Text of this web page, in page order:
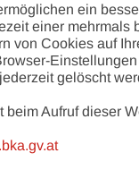
ein
einer mehrmals
von Cookies auf
gelöscht
Aufruf dieser